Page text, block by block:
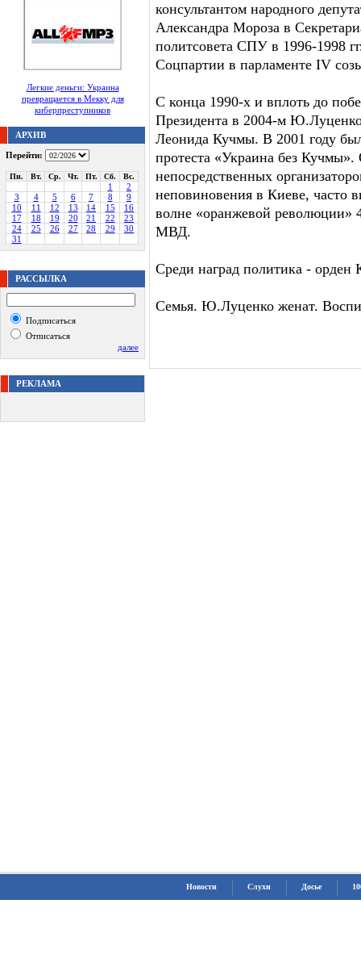
Легкие деньги: Украина
превращается в Мекку для
киберпреступников
АРХИВ
Перейти:
Пн. Вт. Ср. Чт. Пт. Сб. Вс.
1
2
3
4 5 6 7 8
9
10
11 12 13 14 15
16
17
18 19 20 21 22
23
24
25 26 27 28 29
30
31
РАССЫЛКА
Подписаться
Отписаться
далее
РЕКЛАМА
консультантом народного
Александра Мороза в
политсовета СПУ в 1996-1998
Соцпартии в парламенте IV
С конца 1990-х и вплоть до
Президента в 2004-м
Леонида Кучмы. В 2001 году
протеста «Украина без
непосредственных
неповиновения в Киеве, часто
волне «оранжевой революции»
МВД.
Среди наград политика - орден
Семья. Ю.Луценко женат.
Новости Слухи Досье